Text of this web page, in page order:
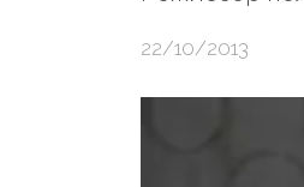
22/10/2013